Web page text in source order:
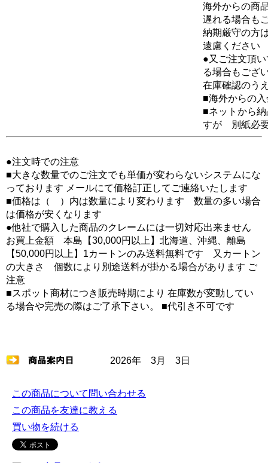
海外からの商
遅れる場合も
納期厳守の方
遠慮ください
●又ご注文頂
る場合もござ
在庫確認のう
■海外からの
■ネットから
すが 別紙必
●注文時での注意
■大きな数量でのご注文でも単価が変わらないシステムにな
っております メールにて価格訂正してご連絡いたします
■価格は（ ）内は数量により変わります 数量の多い場合
は価格が安くなります
●他社で購入した商品のクレームには一切対応出来ません
お買上金額 本島【30,000円以上】北海道、沖縄、離島
【50,000円以上】1カートンのみ送料無料です 又カートン
の大きさ 個数により別途送料が掛かる場合があります ご
注意
■スポット商材につき販売時期により 在庫数が変動してい
る場合や完売の際はご了承下さい。 ■代引き不可です
2026年 3月 3日
この商品について問い合わせる
この商品を友達に教える
買い物を続ける